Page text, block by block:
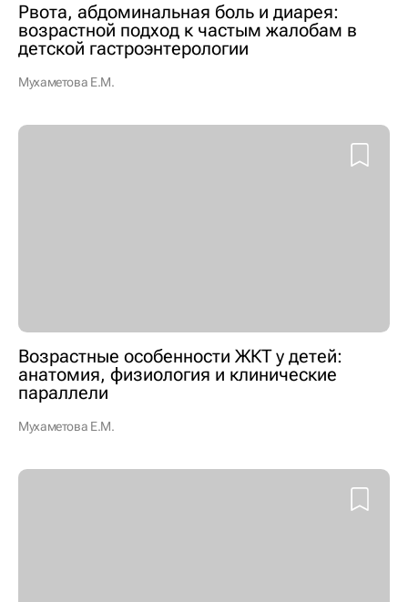
Рвота, абдоминальная боль и диарея:
возрастной подход к частым жалобам в
детской гастроэнтерологии
Мухаметова Е.М.
Возрастные особенности ЖКТ у детей:
анатомия, физиология и клинические
параллели
Мухаметова Е.М.